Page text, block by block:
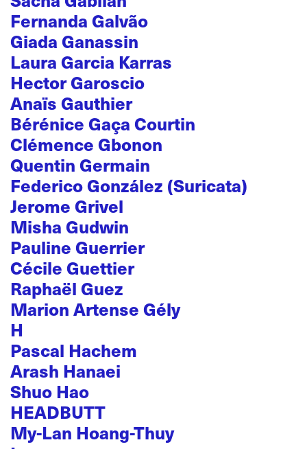
Fernanda Galvão
Giada Ganassin
Laura Garcia Karras
Hector Garoscio
Anaïs Gauthier
Bérénice Gaça Courtin
Clémence Gbonon
Quentin Germain
Federico González (Suricata)
Jerome Grivel
Misha Gudwin
Pauline Guerrier
Cécile Guettier
Raphaël Guez
Marion Artense Gély
H
Pascal Hachem
Arash Hanaei
Shuo Hao
HEADBUTT
My-Lan Hoang-Thuy